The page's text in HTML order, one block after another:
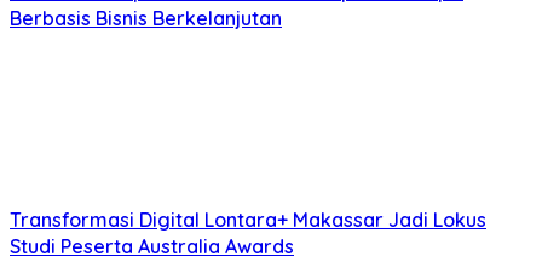
Berbasis Bisnis Berkelanjutan
Transformasi Digital Lontara+ Makassar Jadi Lokus
Studi Peserta Australia Awards